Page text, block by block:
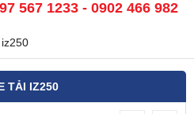
567 1233 - 0902 466 982
TẢI IZ250